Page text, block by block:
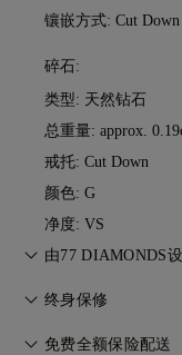
镶嵌方式: Cut Down
碎石:
类型: 天然钻石
总重量: approx.
戒托: Cut Down
颜色: G
净度: VS
由77 DIAMONDS
匠心工艺，一件一
终身保修
在77 Diamonds的
免费全额保险配送